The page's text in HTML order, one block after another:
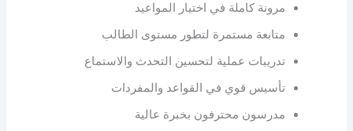
مرونة كاملة في اختيار المواعيد
متابعة مستمرة لتطور مستوى الطالب
تدريبات عملية لتحسين التحدث والاستماع
تأسيس قوي في القواعد والمفردات
مدرسون محترفون بخبرة عالية